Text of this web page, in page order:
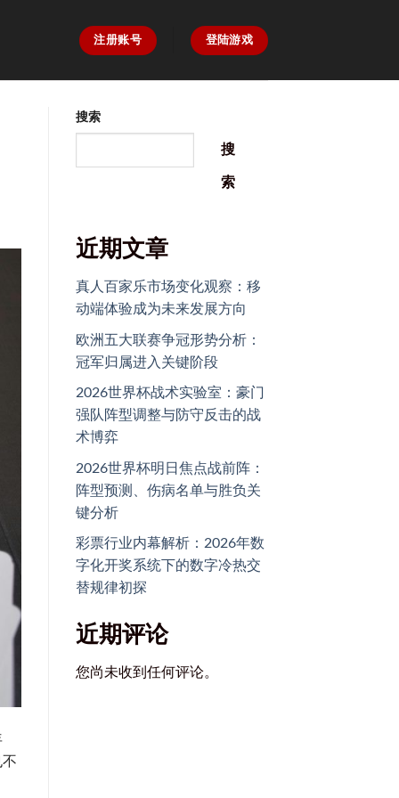
注册账号 登陆游戏
搜索
搜
索
近期文章
真人百家乐市场变化观察：移
动端体验成为未来发展方向
欧洲五大联赛争冠形势分析：
冠军归属进入关键阶段
2026世界杯战术实验室：豪门
强队阵型调整与防守反击的战
术博弈
2026世界杯明日焦点战前阵：
阵型预测、伤病名单与胜负关
键分析
彩票行业内幕解析：2026年数
字化开奖系统下的数字冷热交
替规律初探
近期评论
您尚未收到任何评论。